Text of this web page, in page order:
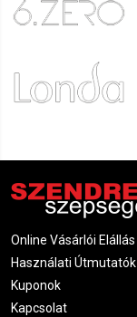
Online Vásárlói Elállás
Használati Útmutatók
Kuponok
Kapcsolat